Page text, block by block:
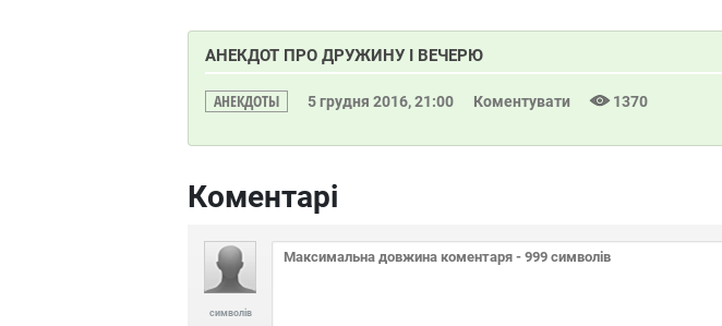
АНЕКДОТ ПРО ДРУЖИНУ І ВЕЧЕРЮ
АНЕКДОТЫ 5 грудня 2016, 21:00 Коментувати 1370
Коментарі
символів